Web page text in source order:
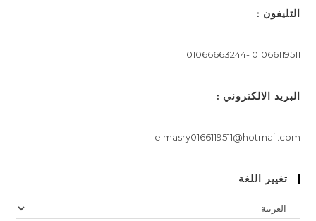
التليفون :
01066119511 -01066663244
البريد الالكتروني :
elmasry0166119511@hotmail.com
تغيير اللغة